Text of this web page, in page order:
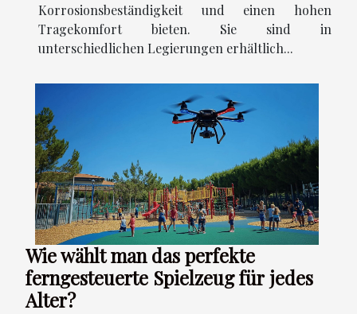
Korrosionsbeständigkeit und einen hohen
Tragekomfort bieten. Sie sind in
unterschiedlichen Legierungen erhältlich...
Wie wählt man das perfekte
ferngesteuerte Spielzeug für jedes
Alter?